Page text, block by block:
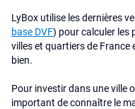
LyBox utilise les dernières
base DVF) pour calculer les
villes et quartiers de
bien.
Pour investir dans une ville
important de connaître le